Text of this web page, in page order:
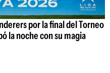
por la final del Torneo
la noche con su magia